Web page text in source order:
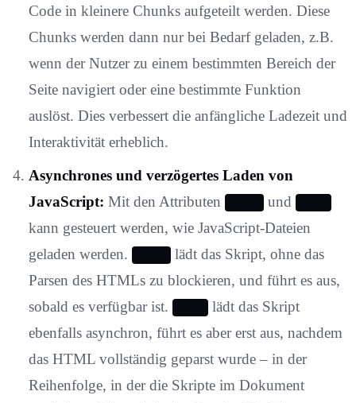
Code in kleinere Chunks aufgeteilt werden. Diese
Chunks werden dann nur bei Bedarf geladen, z.B.
wenn der Nutzer zu einem bestimmten Bereich der
Seite navigiert oder eine bestimmte Funktion
auslöst. Dies verbessert die anfängliche Ladezeit und
Interaktivität erheblich.
Asynchrones und verzögertes Laden von
JavaScript: Mit den Attributen und
kann gesteuert werden, wie JavaScript-Dateien
geladen werden.
lädt das Skript, ohne das
Parsen des HTMLs zu blockieren, und führt es aus,
sobald es verfügbar ist.
lädt das Skript
ebenfalls asynchron, führt es aber erst aus, nachdem
das HTML vollständig geparst wurde – in der
Reihenfolge, in der die Skripte im Dokument